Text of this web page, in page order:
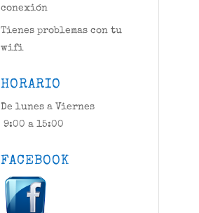
conexión
Tienes problemas con tu
wifi
HORARIO
De lunes a Viernes
9:00 a 15:00
FACEBOOK